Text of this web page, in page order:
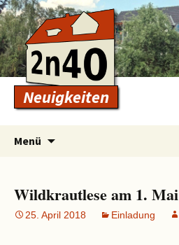
Neuigkeiten
Menü
Wildkrautlese am 1. Mai
25. April 2018 Einladung